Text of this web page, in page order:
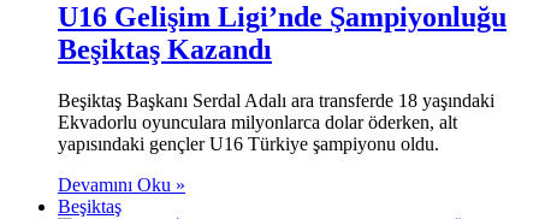
U16 Gelişim Ligi’nde Şampiyonluğu
Beşiktaş Kazandı
Beşiktaş Başkanı Serdal Adalı ara transferde 18 yaşındaki
Ekvadorlu oyunculara milyonlarca dolar öderken, alt
yapısındaki gençler U16 Türkiye şampiyonu oldu.
Devamını Oku »
Beşiktaş